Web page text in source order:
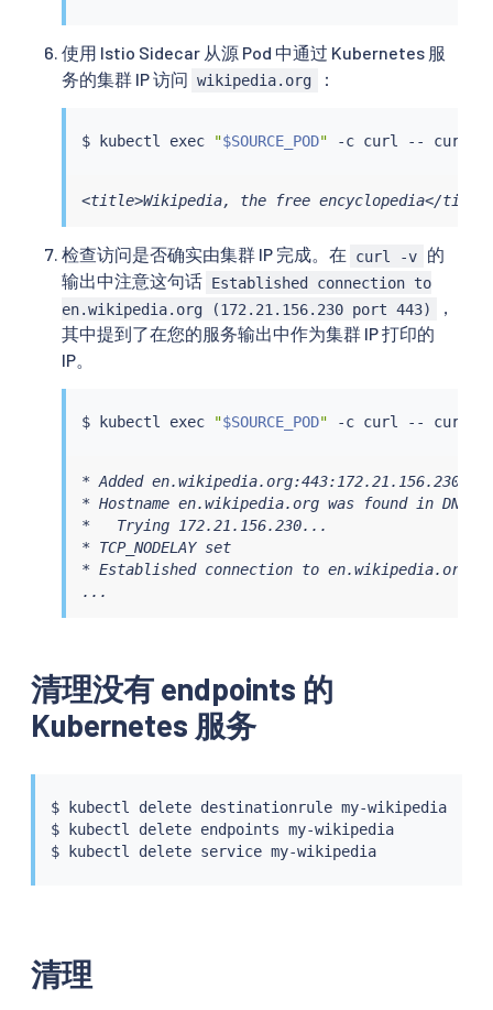
使用 Istio Sidecar 从源 Pod 中通过 Kubernetes 服
务的集群 IP 访问 wikipedia.org ：
$ kubectl exec "$SOURCE_POD" -c curl -- curl
<title>Wikipedia, the free encyclopedia</
检查访问是否确实由集群 IP 完成。在 curl -v
的
输出中注意这句话 Established connection to
en.wikipedia.org (172.21.156.230 port 443)
，
其中提到了在您的服务输出中作为集群 IP 打印的
IP。
$ kubectl exec "$SOURCE_POD" -c curl -- curl
* Added en.wikipedia.org:443:172.21.156.230 to
* Hostname en.wikipedia.org was found in DNS
*   Trying 172.21.156.230...
* TCP_NODELAY set
* Established connection to en.wikipedia.org
...
清理没有 endpoints 的
Kubernetes 服务
$ kubectl delete destinationrule my-wikipedia
$
kubectl delete endpoints my-wikipedia
$
kubectl delete service my-wikipedia
清理